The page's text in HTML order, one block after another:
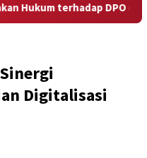
terhadap DPO di
Digitalisasi